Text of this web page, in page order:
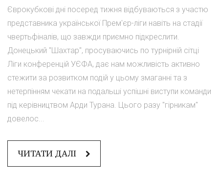
Єврокубкові дні посеред тижня відбуваються з участю
представника української Прем'єр-ліги навіть на стадії
чвертьфіналів, що завжди приємно підкреслити.
Донецький "Шахтар", просуваючись по турнірній сітці
Ліги конференцій УЄФА, дає нам можливість активно
стежити за розвитком подій у цьому змаганні та з
нетерпінням чекати на подальші успішні виступи команди
під керівництвом Арди Турана. Цього разу "гірникам"
довелос...
ЧИТАТИ ДАЛІ